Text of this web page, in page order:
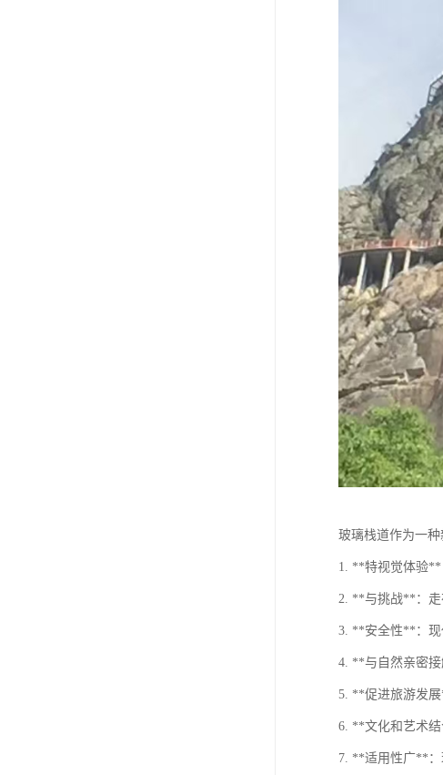
玻璃栈道作为一
1. **特视觉体验**
2. **与挑战**：走
3. **安全性**：现
4. **与自然亲密接
5. **促进旅游发展
6. **文化和艺术结
7. **适用性广**：